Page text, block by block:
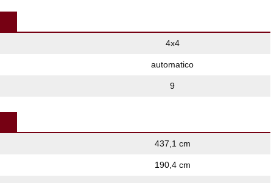
4x4
automatico
9
437,1 cm
190,4 cm